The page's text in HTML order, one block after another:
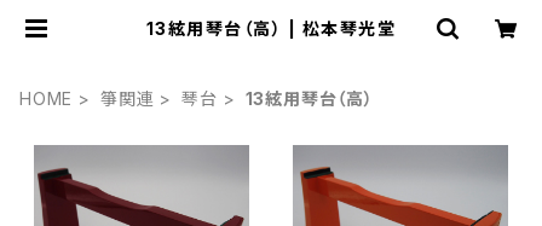
13絃用琴台（高） | 松本琴光堂
HOME 箏関連 琴台 13絃用琴台（高）